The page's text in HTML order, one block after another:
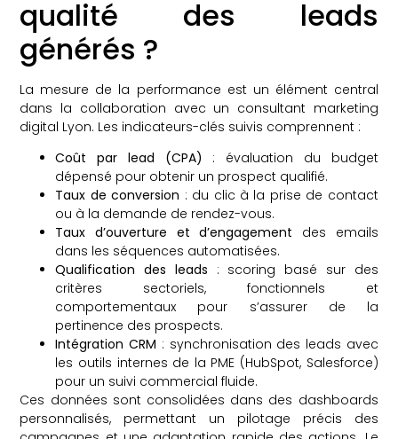
qualité des leads
générés ?
La mesure de la performance est un élément central
dans la collaboration avec un consultant marketing
digital Lyon. Les indicateurs-clés suivis comprennent :
Coût par lead (CPA) : évaluation du budget
dépensé pour obtenir un prospect qualifié.
Taux de conversion : du clic à la prise de contact
ou à la demande de rendez-vous.
Taux d’ouverture et d’engagement des emails
dans les séquences automatisées.
Qualification des leads : scoring basé sur des
critères sectoriels, fonctionnels et
comportementaux pour s’assurer de la
pertinence des prospects.
Intégration CRM : synchronisation des leads avec
les outils internes de la PME (HubSpot, Salesforce)
pour un suivi commercial fluide.
Ces données sont consolidées dans des dashboards
personnalisés, permettant un pilotage précis des